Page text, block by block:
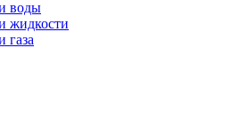
воды
жидкости
газа